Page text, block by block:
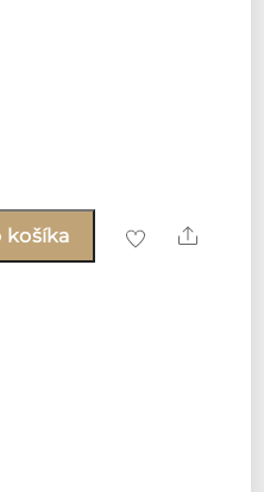
košíka Share